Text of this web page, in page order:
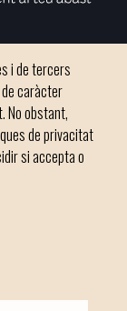
i de tercers
caràcter
No obstant,
de privacitat
si accepta o